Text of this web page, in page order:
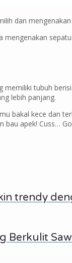
dan
mengenakan sepatu
memiliki tubuh
lebih panjang.
bakal kece dan
bau apek! Cuss…
trendy
Berkulit